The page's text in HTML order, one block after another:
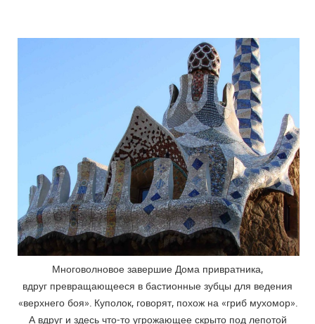
Многоволновое завершие Дома привратника,
вдруг превращающееся в бастионные зубцы для ведения
«верхнего боя». Куполок, говорят, похож на «гриб мухомор».
А вдруг и здесь что-то угрожающее скрыто под лепотой